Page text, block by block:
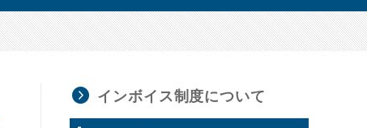
インボイス制度について